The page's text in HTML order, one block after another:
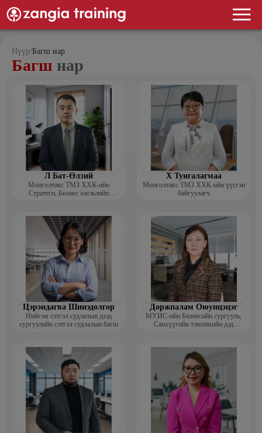
Нүүр/Багш нар
Багш нар
Л Бат-Өлзий
Монголтакс ТМЗ ХХК-ийн
Стратеги, Бизнес хөгжлийн
Х Тунгалагмаа
Монголтакс ТМЗ ХХК-ийн үүсгэн
байгуулагч
Цэрэндагва Шинэдолгор
Нийгэм сэтгэл судлалын дээд
сургуулийн сэтгэл судлалын багш
Доржпалам Оюунцэцэг
МУИС-ийн Бизнесийн сургууль,
Санхүүгийн тэнхимийн дэд